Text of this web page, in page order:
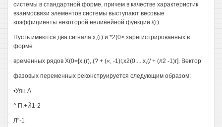
системы в стандартной форме, причем в качестве характеристик
взаимосвязи элементов системы выступают весовые
коэффициенты некоторой нелинейной функции /(г).
Пусть имеются два сигнала х,(г) и *2(0> зарегистрированных в
форме
временных рядов Х(0=[х,(г),.(? + («, -1)г,х2(0.....х,(/ + (л2 -1)г]. Вектор
фазовых переменных реконструируется следующим образом:
•Уян А
^ П.+Й1-2
Л"-1